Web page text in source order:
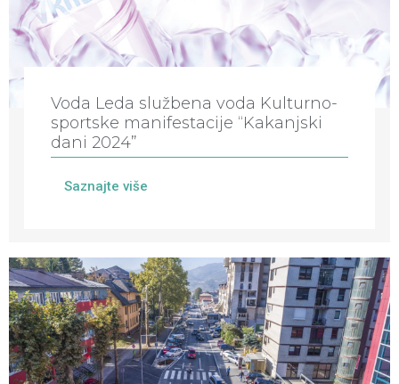
Voda Leda službena voda Kulturno-
sportske manifestacije “Kakanjski
dani 2024”
Saznajte više